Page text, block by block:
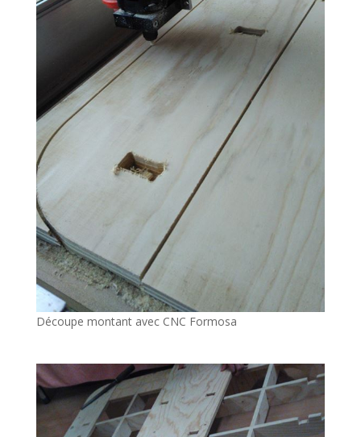
Découpe montant avec CNC Formosa